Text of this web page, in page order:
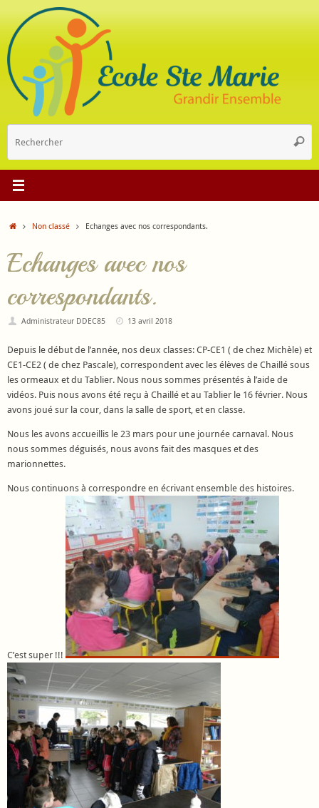
contenu
:
AccueilNon classé Echanges avec nos correspondants.
Echanges avec nos
correspondants.
Administrateur DDEC85 13 avril 2018
Depuis le début de l’année, nos deux classes: CP-CE1 ( de chez Michèle) et
CE1-CE2 ( de chez Pascale), correspondent avec les élèves de Chaillé sous
les ormeaux et du Tablier. Nous nous sommes présentés à l’aide de
vidéos. Puis nous avons été reçu à Chaillé et au Tablier le 16 février. Nous
avons joué sur la cour, dans la salle de sport, et en classe.
Nous les avons accueillis le 23 mars pour une journée carnaval. Nous
nous sommes déguisés, nous avons fait des masques et des
marionnettes.
Nous continuons à correspondre en écrivant ensemble des histoires.
C’est super !!!